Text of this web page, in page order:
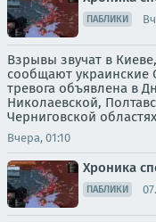
ПАБЛИКИ
Взрывы звучат в
сообщают украинские
тревога объявлена в
Николаевской,
Черниговской
Вчера, 01:10
Хроника
ПАБЛИКИ